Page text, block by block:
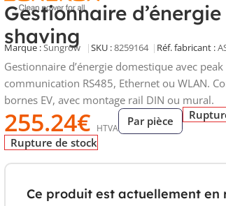
Gestionnaire
shaving
Marque :Sungrow SKU :8259164 Réf. fabricant :
Gestionnaire d’énergie domestique avec
communication RS485, Ethernet ou WLAN.
bornes EV, avec montage rail DIN ou mural.
255.24€ HTVA
Par pièce
Rupture de stock
Ce produit est actuellement en